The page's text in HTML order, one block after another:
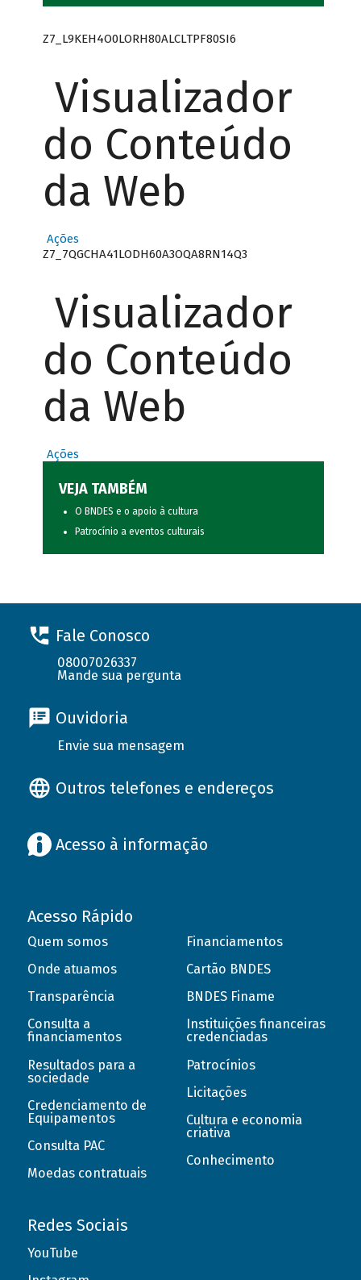
Z7_L9KEH4O0LORH80ALCLTPF80SI6
Visualizador
do Conteúdo
da Web
Ações
Z7_7QGCHA41LODH60A3OQA8RN14Q3
Visualizador
do Conteúdo
da Web
Ações
VEJA TAMBÉM
O BNDES e o apoio à cultura
Patrocínio a eventos culturais
Fale Conosco
08007026337
Mande sua pergunta
Ouvidoria
Envie sua mensagem
Outros telefones e endereços
Acesso à informação
Acesso Rápido
Quem somos
Onde atuamos
Transparência
Consulta a
financiamentos
Resultados para a
sociedade
Credenciamento de
Equipamentos
Consulta PAC
Moedas contratuais
Financiamentos
Cartão BNDES
BNDES Finame
Instituições financeiras
credenciadas
Patrocínios
Licitações
Cultura e economia
criativa
Conhecimento
Redes Sociais
YouTube